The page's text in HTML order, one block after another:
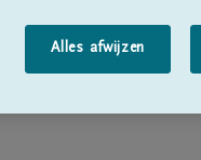
Alles afwijzen